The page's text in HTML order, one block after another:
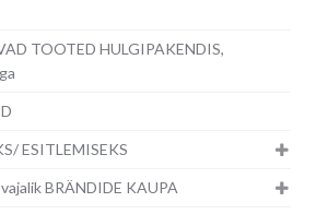
TOOTED HULGIPAKENDIS,
ESITLEMISEKS
BRÄNDIDE KAUPA